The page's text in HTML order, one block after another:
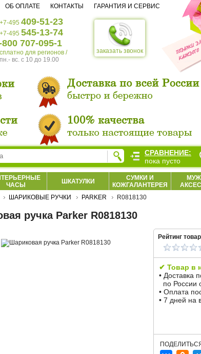
заказать звонок
+7-495 409-51-23
+7-495 545-13-74
800 707-095-1
для регионов /
пн.- вс. c 10 до 19.00
ОБ ОПЛАТЕ КОНТАКТЫ ГАРАНТИЯ И СЕРВИС
ЧАСЫ
ШКАТУЛКИ
СУМКИ И
КОЖГАЛАНТЕРЕЯ
ШАРИКОВЫЕ РУЧКИ PARKER R0818130
ручка Parker R0818130
Рейтинг
✔ Товар в
• Доставка
по России
• Оплата
• 7 дней на
СРАВНЕНИЕ:
пока пусто